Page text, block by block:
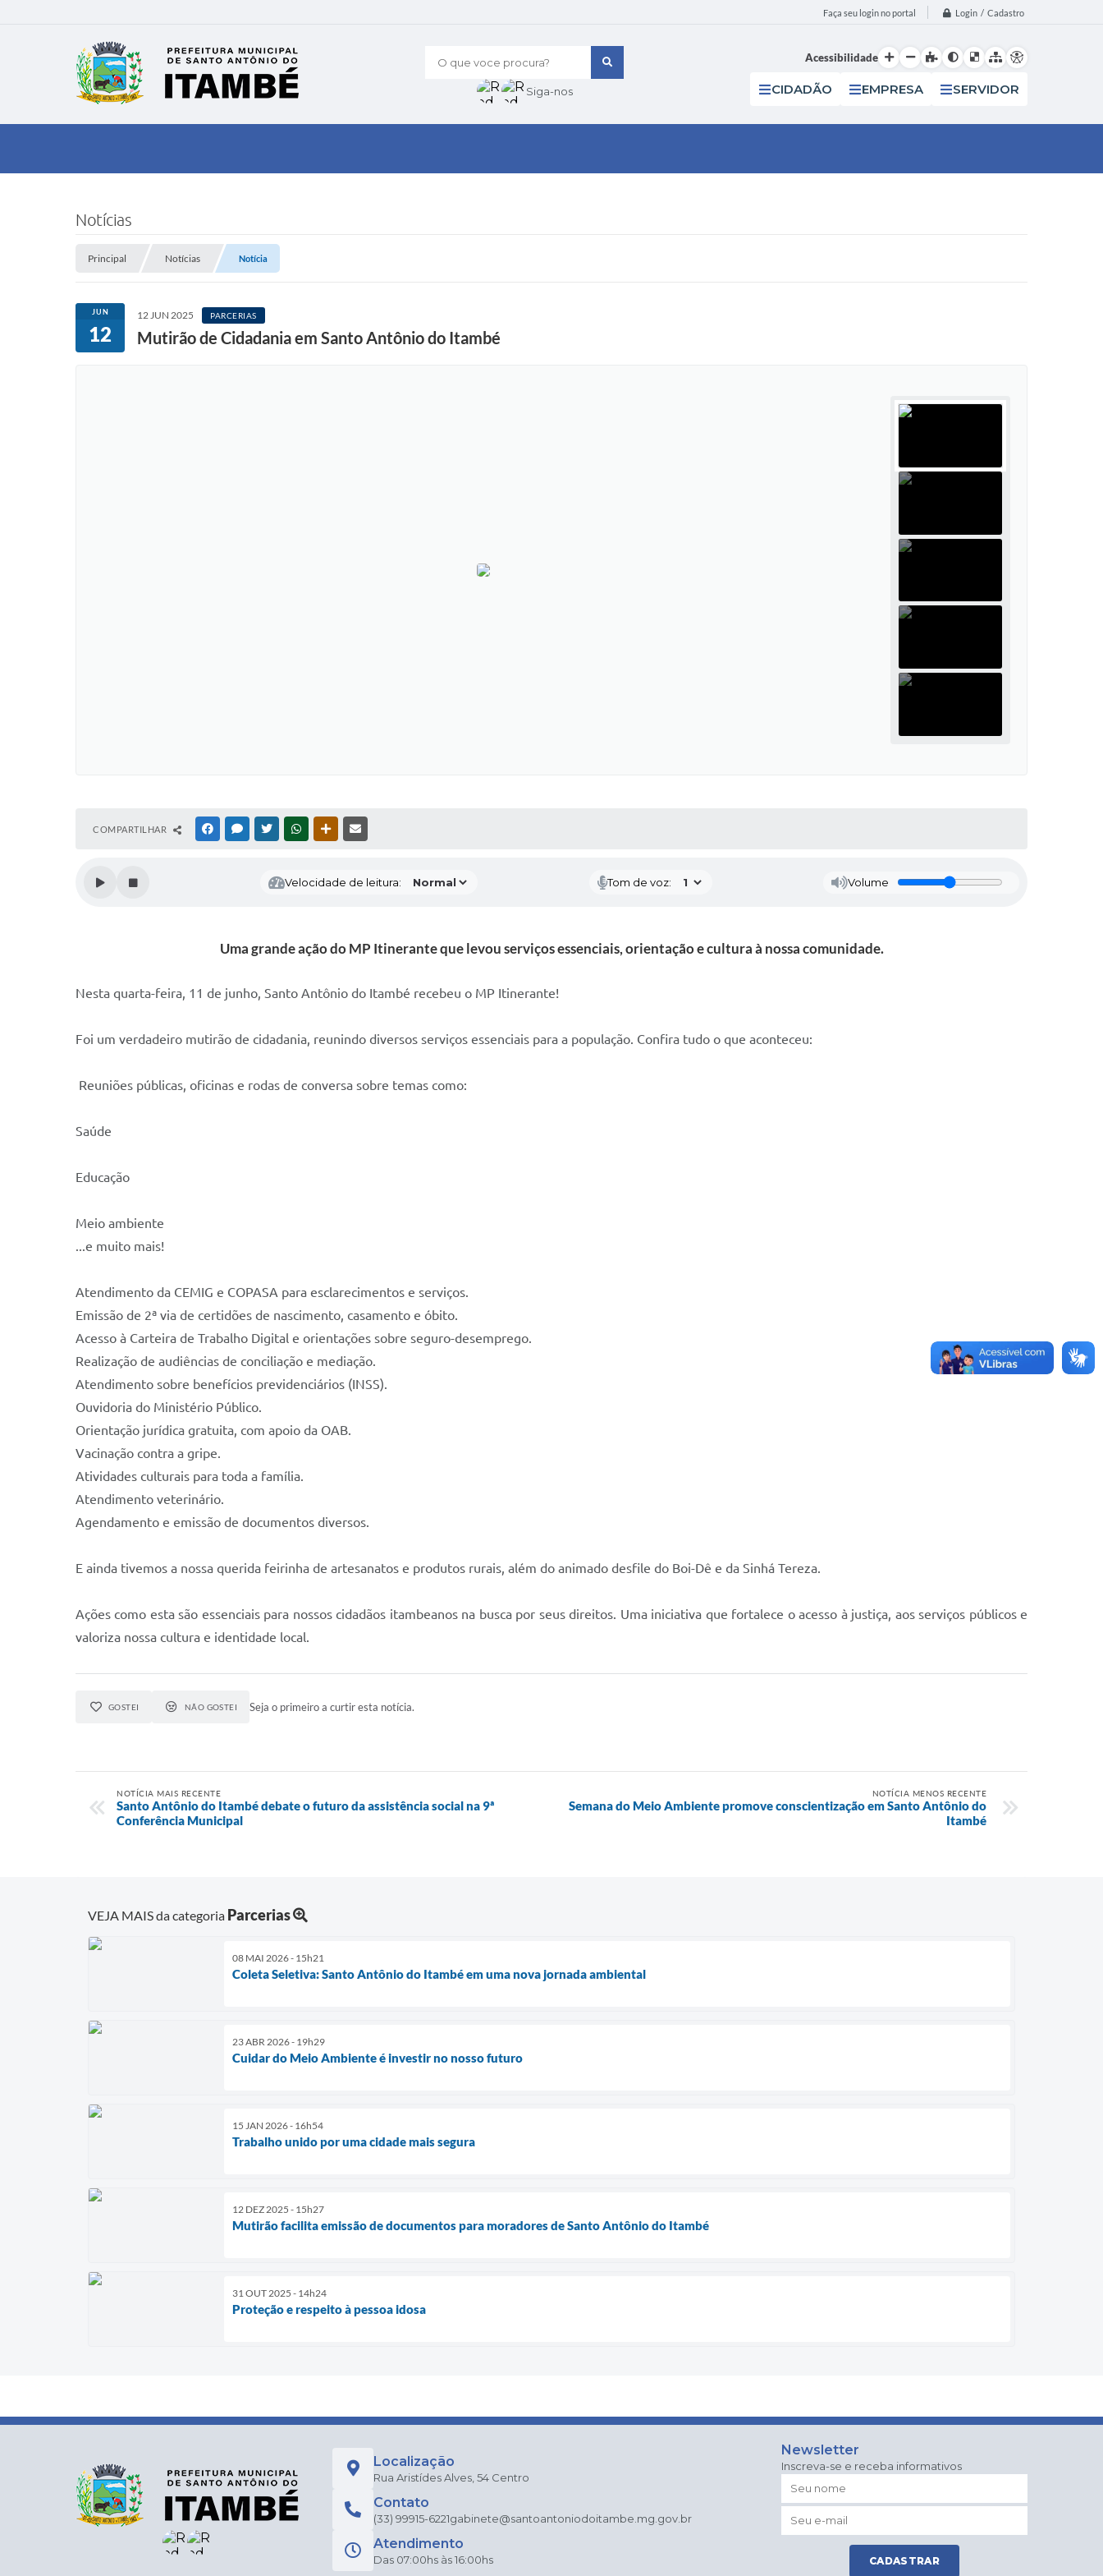
Faça seu login no portal Login / Cadastro
O que voce procura?
Siga-nos
Acessibilidade
CIDADÃO EMPRESA SERVIDOR
Notícias
Principal Notícias Notícia
JUN
12
12 JUN 2025 PARCERIAS
Mutirão de Cidadania em Santo Antônio do Itambé
COMPARTILHAR FACEBOOKMESSENGER
TWITTERWHATSAPPOUTRAS MÍDIAS
Velocidade de leitura: Tom de voz: Volume
Uma grande ação do MP Itinerante que levou serviços essenciais, orientação e cultura à nossa comunidade.
Nesta quarta-feira, 11 de junho, Santo Antônio do Itambé recebeu o MP Itinerante!
Foi um verdadeiro mutirão de cidadania, reunindo diversos serviços essenciais para a população. Confira tudo o que aconteceu:
Reuniões públicas, oficinas e rodas de conversa sobre temas como:
Saúde
Educação
Meio ambiente
...e muito mais!
Atendimento da CEMIG e COPASA para esclarecimentos e serviços.
Emissão de 2ª via de certidões de nascimento, casamento e óbito.
Acesso à Carteira de Trabalho Digital e orientações sobre seguro-desemprego.
Realização de audiências de conciliação e mediação.
Atendimento sobre benefícios previdenciários (INSS).
Ouvidoria do Ministério Público.
Orientação jurídica gratuita, com apoio da OAB.
Vacinação contra a gripe.
Atividades culturais para toda a família.
Atendimento veterinário.
Agendamento e emissão de documentos diversos.
E ainda tivemos a nossa querida feirinha de artesanatos e produtos rurais, além do animado desfile do Boi-Dê e da Sinhá Tereza.
Ações como esta são essenciais para nossos cidadãos itambeanos na busca por seus direitos. Uma iniciativa que fortalece o acesso à justiça, aos serviços públicos e
valoriza nossa cultura e identidade local.
GOSTEI NÃO GOSTEI Seja o primeiro a curtir esta notícia.
NOTÍCIA MAIS RECENTE
Santo Antônio do Itambé debate o futuro da assistência social na 9ª
Conferência Municipal
NOTÍCIA MENOS RECENTE
Semana do Meio Ambiente promove conscientização em Santo Antônio do
Itambé
VEJA MAIS da categoria Parcerias
08 MAI 2026 - 15h21
Coleta Seletiva: Santo Antônio do Itambé em uma nova jornada ambiental
23 ABR 2026 - 19h29
Cuidar do Meio Ambiente é investir no nosso futuro
15 JAN 2026 - 16h54
Trabalho unido por uma cidade mais segura
12 DEZ 2025 - 15h27
Mutirão facilita emissão de documentos para moradores de Santo Antônio do Itambé
31 OUT 2025 - 14h24
Proteção e respeito à pessoa idosa
Localização
Rua Aristídes Alves, 54 Centro
Contato
(33) 99915-6221gabinete@santoantoniodoitambe.mg.gov.br
Atendimento
Das 07:00hs às 16:00hs
Newsletter
Inscreva-se e receba informativos
CADASTRAR